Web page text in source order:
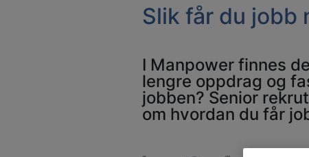
Slik får du jobb
I Manpower finnes
lengre oppdrag og
jobben? Senior
om hvordan du får